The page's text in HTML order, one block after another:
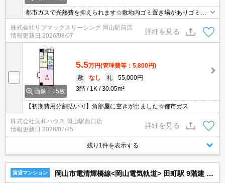
都市ガスで光熱費を抑えられます☆敷地内ゴミ置き場がありゴミ捨
て便利☆追い炊き機能や浴室乾燥機など人気の室内設備充実☆収納
力たっぷりのクローゼットあり☆最寄り駅まで徒歩3 分☆
株式会社リブマックスリーシング 岡山駅前店
情報更新日 2026/08/07
詳細を見る
画像：15枚
5.5万円(管理費等：5,800円)
敷
なし 礼
55,000円
3階
1K 30.05m²
【初期費用分割払い可】角部屋に空きが出ました☆都市ガス
株式会社良和ハウス 岡山駅西口店
情報更新日 2026/07/25
詳細を見る
残り1件を表示する
賃貸マンション 岡山市電清輝橋線<岡山電気軌道> 田町駅 9階建 築6年